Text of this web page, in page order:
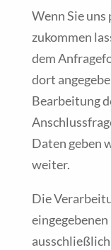
Wenn Sie
zukommen
dem
dort
Bearbeitung
Daten geben
weiter.
Die